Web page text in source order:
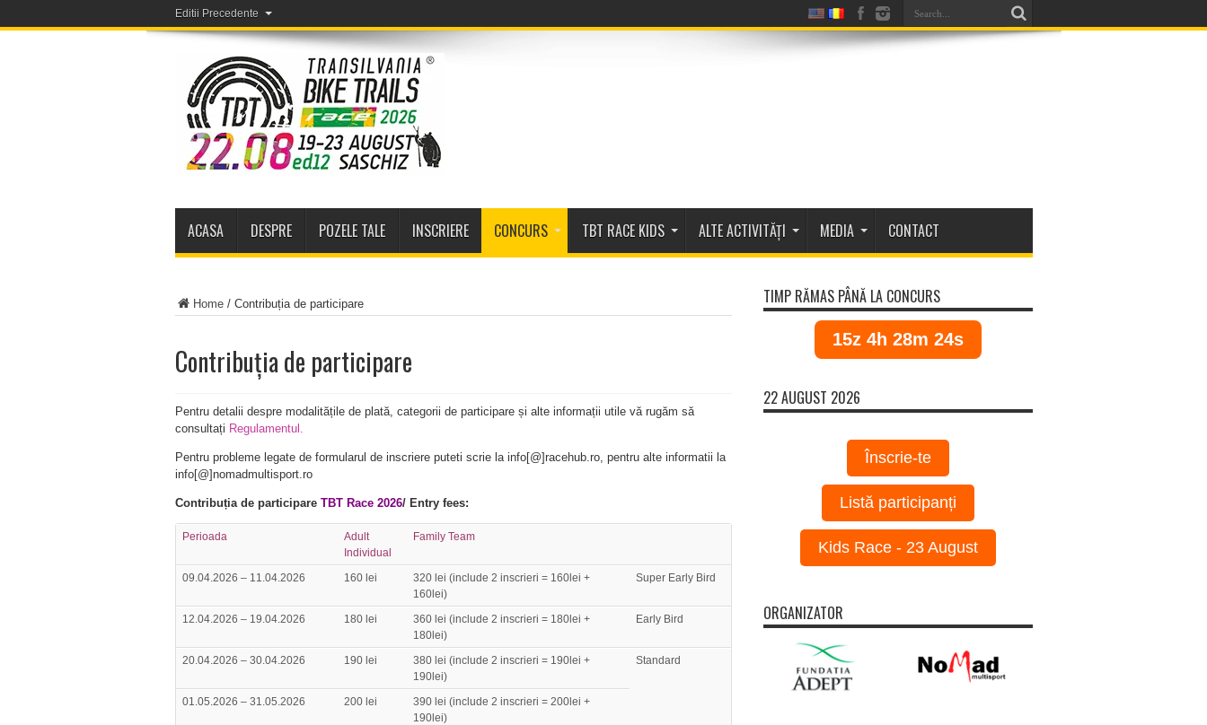
Editii Precedente
ACASA DESPRE POZELE TALE INSCRIERE CONCURS TBT RACE KIDS ALTE ACTIVITĂȚI MEDIA CONTACT
Home/ Contribuția de participare
Contribuția de participare
Pentru detalii despre modalitățile de plată, categorii de participare și alte informații utile vă rugăm să
consultați Regulamentul.
Pentru probleme legate de formularul de inscriere puteti scrie la info[@]racehub.ro, pentru alte informatii la
info[@]nomadmultisport.ro
Contribuția de participare TBT Race 2026/ Entry fees:
Perioada
Adult
Individual
Family Team
09.04.2026 – 11.04.2026 160 lei
320 lei (include 2 inscrieri = 160lei +
160lei)
Super Early Bird
12.04.2026 – 19.04.2026 180 lei
360 lei (include 2 inscrieri = 180lei +
180lei)
Early Bird
20.04.2026 – 30.04.2026 190 lei
380 lei (include 2 inscrieri = 190lei +
190lei)
Standard
01.05.2026 – 31.05.2026 200 lei
390 lei (include 2 inscrieri = 200lei +
190lei)
TIMP RĂMAS PÂNĂ LA CONCURS
15z 4h 28m 24s
22 AUGUST 2026
Înscrie-te
Listă participanți
Kids Race - 23 August
ORGANIZATOR